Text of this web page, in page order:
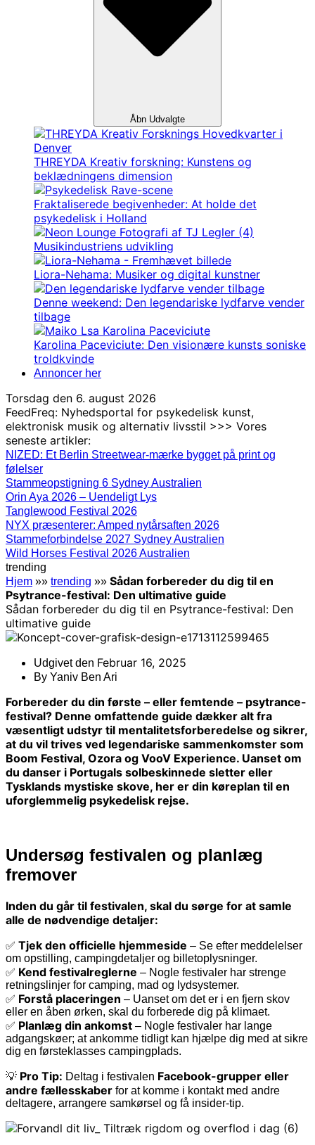
Åbn Udvalgte
THREYDA Kreativ forskning: Kunstens og
beklædningens dimension
Fraktaliserede begivenheder: At holde det
psykedelisk i Holland
Musikindustriens udvikling
Liora-Nehama: Musiker og digital kunstner
Denne weekend: Den legendariske lydfarve vender
tilbage
Karolina Paceviciute: Den visionære kunsts soniske
troldkvinde
Annoncer her
Torsdag den 6. august 2026
FeedFreq: Nyhedsportal for psykedelisk kunst,
elektronisk musik og alternativ livsstil >>> Vores
seneste artikler:
NIZED: Et Berlin Streetwear-mærke bygget på print og
følelser
Stammeopstigning 6 Sydney Australien
Orin Aya 2026 – Uendeligt Lys
Tanglewood Festival 2026
NYX præsenterer: Amped nytårsaften 2026
Stammeforbindelse 2027 Sydney Australien
Wild Horses Festival 2026 Australien
trending
Hjem »» trending »» Sådan forbereder du dig til en
Psytrance-festival: Den ultimative guide
Sådan forbereder du dig til en Psytrance-festival: Den
ultimative guide
Udgivet den Februar 16, 2025
By Yaniv Ben Ari
Forbereder du din første – eller femtende – psytrance-
festival? Denne omfattende guide dækker alt fra
væsentligt udstyr til mentalitetsforberedelse og sikrer,
at du vil trives ved legendariske sammenkomster som
Boom Festival, Ozora og VooV Experience. Uanset om
du danser i Portugals solbeskinnede sletter eller
Tysklands mystiske skove, her er din køreplan til en
uforglemmelig psykedelisk rejse.
Undersøg festivalen og planlæg
fremover
Inden du går til festivalen, skal du sørge for at samle
alle de nødvendige detaljer:
✅ Tjek den officielle hjemmeside – Se efter meddelelser
om opstilling, campingdetaljer og billetoplysninger.
✅ Kend festivalreglerne – Nogle festivaler har strenge
retningslinjer for camping, mad og lydsystemer.
✅ Forstå placeringen – Uanset om det er i en fjern skov
eller en åben ørken, skal du forberede dig på klimaet.
✅ Planlæg din ankomst – Nogle festivaler har lange
adgangskøer; at ankomme tidligt kan hjælpe dig med at sikre
dig en førsteklasses campingplads.
💡 Pro Tip: Deltag i festivalen Facebook-grupper eller
andre fællesskaber for at komme i kontakt med andre
deltagere, arrangere samkørsel og få insider-tip.